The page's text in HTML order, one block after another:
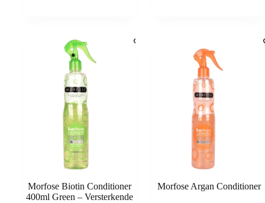
Morfose Biotin Conditioner
400ml Green – Versterkende
Morfose Argan Conditioner